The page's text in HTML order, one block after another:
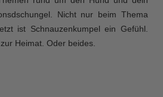
Nicht nur beim Thema
ist Schnauzenkumpel ein Gefühl.
Heimat. Oder beides.